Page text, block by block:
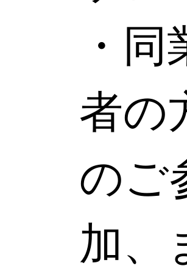
・同
者の
のご
加、